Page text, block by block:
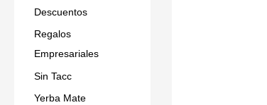
Descuentos
Regalos
Empresariales
Sin Tacc
Yerba Mate